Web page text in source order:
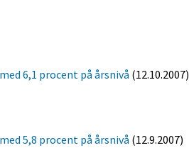
6,1 procent på årsnivå (12.10.2007)
5,8 procent på årsnivå (12.9.2007)